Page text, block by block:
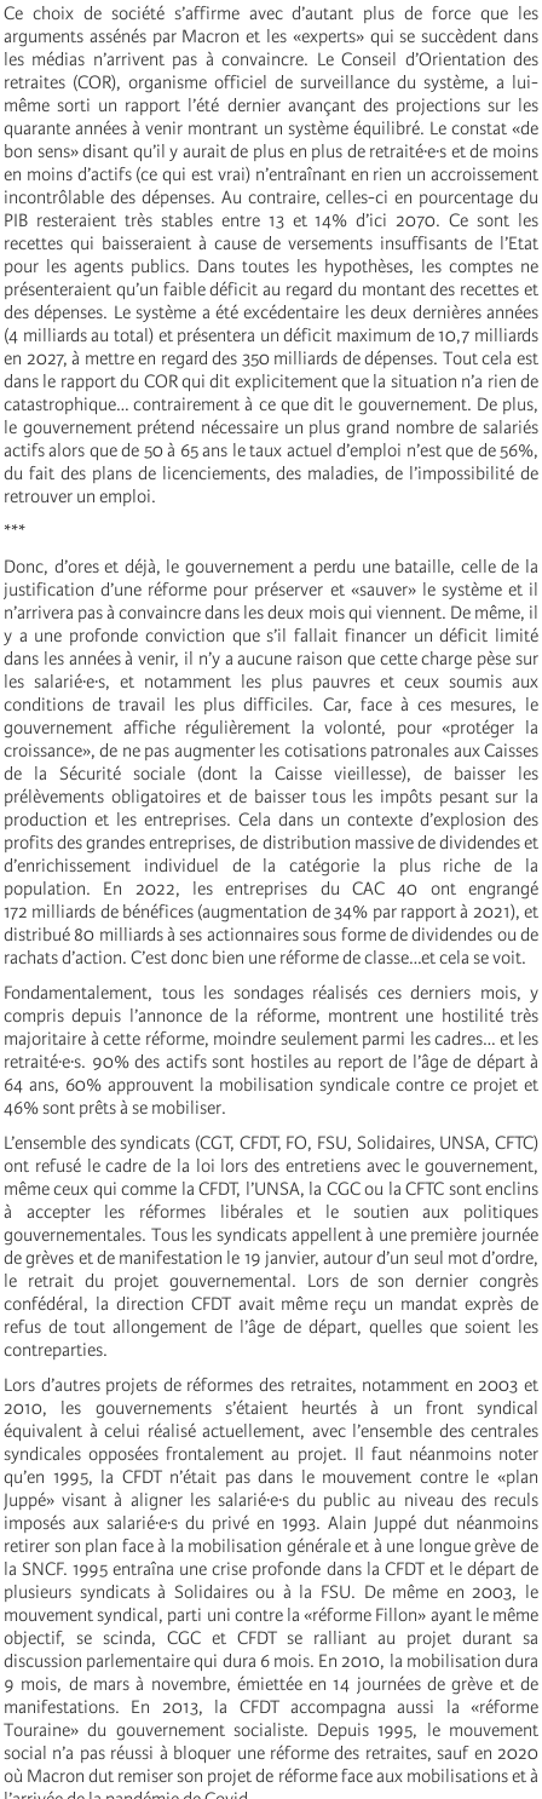
Ce choix de société s’affirme avec d’autant plus de force que les
arguments assénés par Macron et les «experts» qui se succèdent dans
les médias n’arrivent pas à convaincre. Le Conseil d’Orientation des
retraites (COR), organisme officiel de surveillance du système, a lui-
même sorti un rapport l’été dernier avançant des projections sur les
quarante années à venir montrant un système équilibré. Le constat «de
bon sens» disant qu’il y aurait de plus en plus de retraité·e·s et de moins
en moins d’actifs (ce qui est vrai) n’entraînant en rien un accroissement
incontrôlable des dépenses. Au contraire, celles-ci en pourcentage du
PIB resteraient très stables entre 13 et 14% d’ici 2070. Ce sont les
recettes qui baisseraient à cause de versements insuffisants de l’Etat
pour les agents publics. Dans toutes les hypothèses, les comptes ne
présenteraient qu’un faible déficit au regard du montant des recettes et
des dépenses. Le système a été excédentaire les deux dernières années
(4 milliards au total) et présentera un déficit maximum de 10,7 milliards
en 2027, à mettre en regard des 350 milliards de dépenses. Tout cela est
dans le rapport du COR qui dit explicitement que la situation n’a rien de
catastrophique… contrairement à ce que dit le gouvernement. De plus,
le gouvernement prétend nécessaire un plus grand nombre de salariés
actifs alors que de 50 à 65 ans le taux actuel d’emploi n’est que de 56%,
du fait des plans de licenciements, des maladies, de l’impossibilité de
retrouver un emploi.
***
Donc, d’ores et déjà, le gouvernement a perdu une bataille, celle de la
justification d’une réforme pour préserver et «sauver» le système et il
n’arrivera pas à convaincre dans les deux mois qui viennent. De même, il
y a une profonde conviction que s’il fallait financer un déficit limité
dans les années à venir, il n’y a aucune raison que cette charge pèse sur
les salarié·e·s, et notamment les plus pauvres et ceux soumis aux
conditions de travail les plus difficiles. Car, face à ces mesures, le
gouvernement affiche régulièrement la volonté, pour «protéger la
croissance», de ne pas augmenter les cotisations patronales aux Caisses
de la Sécurité sociale (dont la Caisse vieillesse), de baisser les
prélèvements obligatoires et de baisser tous les impôts pesant sur la
production et les entreprises. Cela dans un contexte d’explosion des
profits des grandes entreprises, de distribution massive de dividendes et
d’enrichissement individuel de la catégorie la plus riche de la
population. En 2022, les entreprises du CAC 40 ont engrangé
172 milliards de bénéfices (augmentation de 34% par rapport à 2021), et
distribué 80 milliards à ses actionnaires sous forme de dividendes ou de
rachats d’action. C’est donc bien une réforme de classe…et cela se voit.
Fondamentalement, tous les sondages réalisés ces derniers mois, y
compris depuis l’annonce de la réforme, montrent une hostilité très
majoritaire à cette réforme, moindre seulement parmi les cadres… et les
retraité·e·s. 90% des actifs sont hostiles au report de l’âge de départ à
64 ans, 60% approuvent la mobilisation syndicale contre ce projet et
46% sont prêts à se mobiliser.
L’ensemble des syndicats (CGT, CFDT, FO, FSU, Solidaires, UNSA, CFTC)
ont refusé le cadre de la loi lors des entretiens avec le gouvernement,
même ceux qui comme la CFDT, l’UNSA, la CGC ou la CFTC sont enclins
à accepter les réformes libérales et le soutien aux politiques
gouvernementales. Tous les syndicats appellent à une première journée
de grèves et de manifestation le 19 janvier, autour d’un seul mot d’ordre,
le retrait du projet gouvernemental. Lors de son dernier congrès
confédéral, la direction CFDT avait même reçu un mandat exprès de
refus de tout allongement de l’âge de départ, quelles que soient les
contreparties.
Lors d’autres projets de réformes des retraites, notamment en 2003 et
2010, les gouvernements s’étaient heurtés à un front syndical
équivalent à celui réalisé actuellement, avec l’ensemble des centrales
syndicales opposées frontalement au projet. Il faut néanmoins noter
qu’en 1995, la CFDT n’était pas dans le mouvement contre le «plan
Juppé» visant à aligner les salarié·e·s du public au niveau des reculs
imposés aux salarié·e·s du privé en 1993. Alain Juppé dut néanmoins
retirer son plan face à la mobilisation générale et à une longue grève de
la SNCF. 1995 entraîna une crise profonde dans la CFDT et le départ de
plusieurs syndicats à Solidaires ou à la FSU. De même en 2003, le
mouvement syndical, parti uni contre la «réforme Fillon» ayant le même
objectif, se scinda, CGC et CFDT se ralliant au projet durant sa
discussion parlementaire qui dura 6 mois. En 2010, la mobilisation dura
9 mois, de mars à novembre, émiettée en 14 journées de grève et de
manifestations. En 2013, la CFDT accompagna aussi la «réforme
Touraine» du gouvernement socialiste. Depuis 1995, le mouvement
social n’a pas réussi à bloquer une réforme des retraites, sauf en 2020
où Macron dut remiser son projet de réforme face aux mobilisations et à